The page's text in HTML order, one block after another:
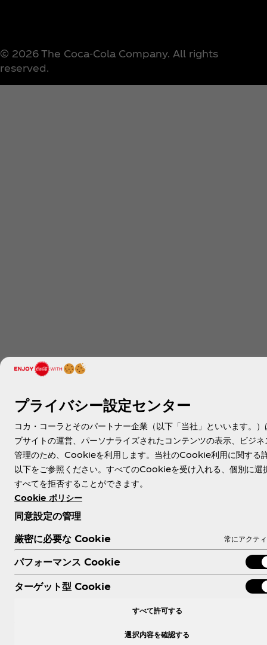
© 2026 The Coca‑Cola Company. All rights
reserved.
プライバシー設定センター
コカ・コーラとそのパートナー企業（以下「当社」といいます。
ブサイトの運営、パーソナライズされたコンテンツの表示、ビジネ
管理のため、Cookieを利用します。当社のCookie利用に関する
以下をご参照ください。すべてのCookieを受け入れる、個別に選
すべてを拒否することができます。
Cookie ポリシー
同意設定の管理
厳密に必要な Cookie
常にアクテ
パフォーマンス Cookie
ターゲット型 Cookie
すべて許可する
選択内容を確認する